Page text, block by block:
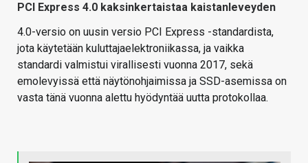
PCI Express 4.0 kaksinkertaistaa kaistanleveyden
4.0-versio on uusin versio PCI Express -standardista,
jota käytetään kuluttajaelektroniikassa, ja vaikka
standardi valmistui virallisesti vuonna 2017, sekä
emolevyissä että näytönohjaimissa ja SSD-asemissa on
vasta tänä vuonna alettu hyödyntää uutta protokollaa.